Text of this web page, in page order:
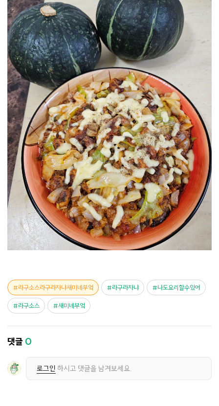
라구소스라구라자냐새미네부엌 라구라자냐 나도요리할수있어
라구소스 새미네부엌
댓글 0
로그인 하시고 댓글을 남겨보세요.